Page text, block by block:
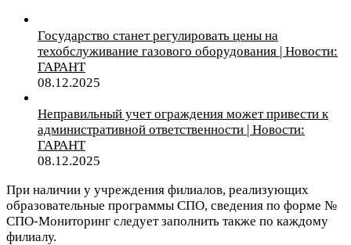
Государство станет регулировать цены на
техобслуживание газового оборудования | Новости:
ГАРАНТ
08.12.2025
Неправильный учет ограждения может привести к
административной ответственности | Новости:
ГАРАНТ
08.12.2025
При наличии у учреждения филиалов, реализующих
образовательные программы СПО, сведения по форме №
СПО-Мониторинг следует заполнить также по каждому
филиалу.